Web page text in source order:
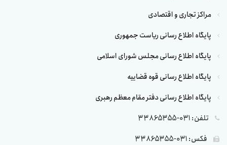
مراکز تجاری و اقتصادی
پایگاه اطلاع رسانی ریاست جمهوری
پایگاه اطلاع رسانی مجلس شورای اسلامی
پایگاه اطلاع رسانی قوه قضاییه
پایگاه اطلاع رسانی دفتر مقام معظم رهبری
تلفن: 031-33865355
فکس: 031-33865355